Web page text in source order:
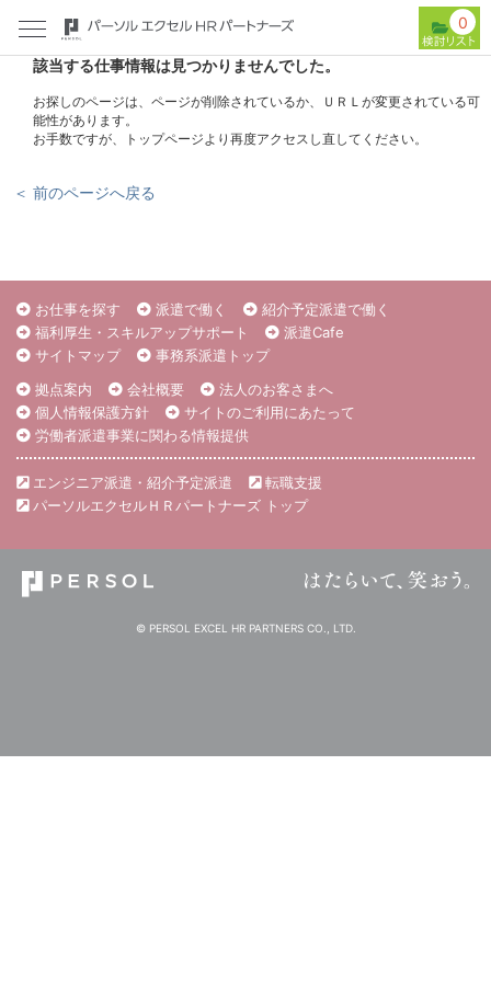
0
該当する仕事情報は見つかりませんでした。
お探しのページは、ページが削除されているか、ＵＲＬが変更されている可
能性があります。
お手数ですが、トップページより再度アクセスし直してください。
＜ 前のページへ戻る
お仕事を探す 派遣で働く
紹介予定派遣で働く
福利厚生・スキルアップサポート
派遣Cafe
サイトマップ
事務系派遣トップ
拠点案内
会社概要
法人のお客さまへ
個人情報保護方針
サイトのご利用にあたって
労働者派遣事業に関わる情報提供
エンジニア派遣・紹介予定派遣
転職支援
パーソルエクセルＨＲパートナーズ トップ
© PERSOL EXCEL HR PARTNERS CO., LTD.